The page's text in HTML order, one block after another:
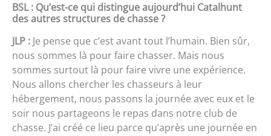
BSL : Qu’est-ce qui distingue aujourd’hui Catalhunt
des autres structures de chasse ?
JLP : Je pense que c’est avant tout l’humain. Bien sûr,
nous sommes là pour faire chasser. Mais nous
sommes surtout là pour faire vivre une expérience.
Nous allons chercher les chasseurs à leur
hébergement, nous passons la journée avec eux et le
soir nous partageons le repas dans notre club de
chasse. J’ai créé ce lieu parce qu’après une journée en